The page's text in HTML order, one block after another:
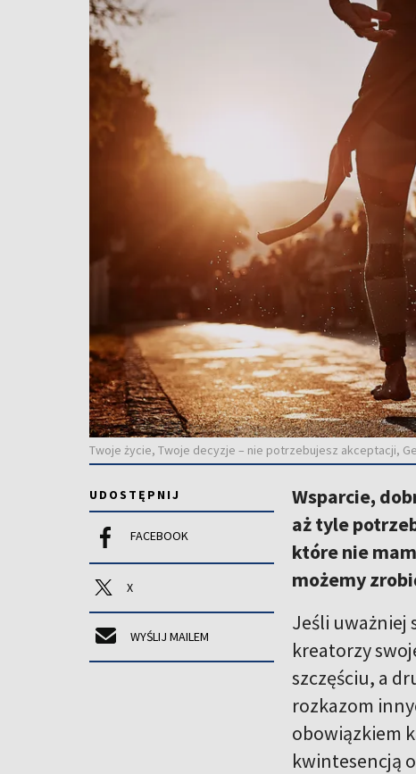
Twoje życie, Twoje decyzje – nie potrzebujesz akceptacji,
UDOSTĘPNIJ
FACEBOOK
X
WYŚLIJ MAILEM
Wsparcie,
aż tyle
które nie
możemy
Jeśli uważniej
kreatorzy
szczęściu, a
rozkazom
obowiązkiem
kwintesencją